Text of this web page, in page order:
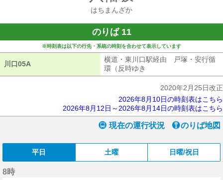
はちまんざか
のりば 11
※時刻表は以下の行先・系統の時刻を合わせて表示しています
川口05A
横道・東川口駅経由 戸塚・安行循
環（反時ゆき
2020年2月25日改正
2026年8月10日の時刻表はこちら
2026年8月12日～2026年8月14日の時刻表はこちら
現在の運行状況 のりば地図
平日 土曜 日曜/祝日
8時